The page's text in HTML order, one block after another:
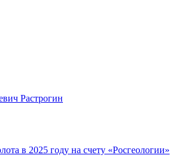
Растрогин
в 2025 году на счету «Росгеологии»